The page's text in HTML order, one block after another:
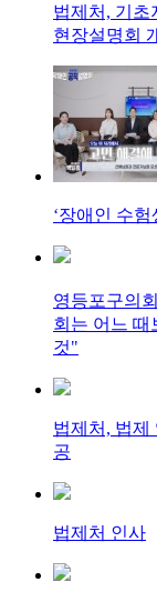
법제처, 기초
현장설명회
‘장애인 수
영등포구의
회는 어느 때
것"
법제처, 법제
공
법제처 인사